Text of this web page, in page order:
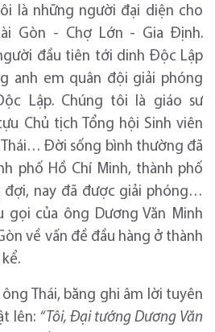
là những người đại diện cho
Gòn - Chợ Lớn - Gia Định.
đầu tiên tới dinh Độc Lập
anh em quân đội giải phóng
Lập. Chúng tôi là giáo sư
Chủ tịch Tổng hội Sinh viên
Thái… Đời sống bình thường đã
phố Hồ Chí Minh, thành phố
đợi, nay đã được giải phóng…
gọi của ông Dương Văn Minh
về vấn đề đầu hàng ở thành
Thái, băng ghi âm lời tuyên
lên: “Tôi, Đại tướng Dương Văn